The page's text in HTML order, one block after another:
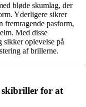
bløde skumlag, der
Yderligere sikrer
fremragende pasform,
Med disse
oplevelse på
af brillerne.
skibriller for at